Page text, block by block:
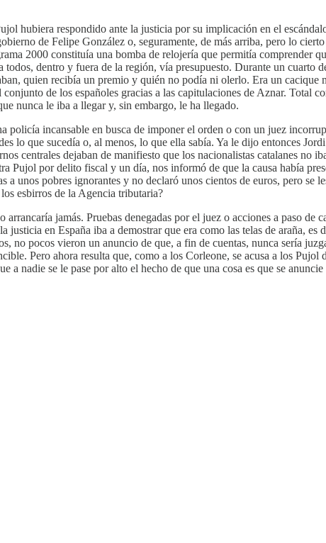
hubiera respondido ante la justicia por su implicación en el
de Felipe González o, seguramente, de más arriba, pero lo
2000 constituía una bomba de relojería que permitía comprender
todos, dentro y fuera de la región, vía presupuesto. Durante un
quien recibía un premio y quién no podía ni olerlo. Era un
de los españoles gracias a las capitulaciones de Aznar. Total
nunca le iba a llegar y, sin embargo, le ha llegado.
policía incansable en busca de imponer el orden o con un juez
lo que sucedía o, al menos, lo que ella sabía. Ya le dijo entonces
centrales dejaban de manifiesto que los nacionalistas catalanes
Pujol por delito fiscal y un día, nos informó de que la causa había
a unos pobres ignorantes y no declaró unos cientos de euros, pero se
esbirros de la Agencia tributaria?
arrancaría jamás. Pruebas denegadas por el juez o acciones a paso
justicia en España iba a demostrar que era como las telas de araña,
no pocos vieron un anuncio de que, a fin de cuentas, nunca sería
Pero ahora resulta que, como a los Corleone, se acusa a los
a nadie se le pase por alto el hecho de que una cosa es que se